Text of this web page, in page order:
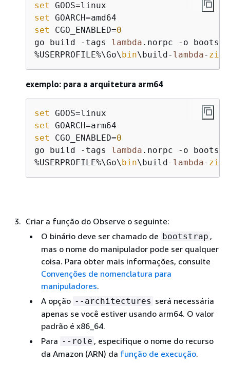
set
set
set
CGO_ENABLED=0
go build -tags lambda .norpc -o
%USERPROFILE%\Go\bin\build- lambda- zip
exemplo: para a arquitetura arm64
set
set
set
CGO_ENABLED=0
go build -tags lambda .norpc -o
%USERPROFILE%\Go\bin\build- lambda- zip
Criar a função do Observe o seguinte:
O binário deve ser chamado de bootstrap ,
mas o nome do manipulador pode ser qualquer
coisa. Para obter mais informações, consulte
Convenções de nomenclatura para
manipuladores.
A opção --architectures será necessária
apenas se você estiver usando arm64. O valor
padrão é x86_64.
Para --role , especifique o nome do recurso
da Amazon (ARN) da função de execução.